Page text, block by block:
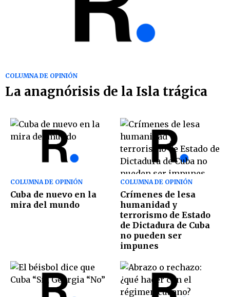
COLUMNA DE OPINIÓN
La anagnórisis de la Isla trágica
COLUMNA DE OPINIÓN
Cuba de nuevo en la
mira del mundo
COLUMNA DE OPINIÓN
Crímenes de lesa
humanidad y
terrorismo de Estado
de Dictadura de Cuba
no pueden ser
impunes